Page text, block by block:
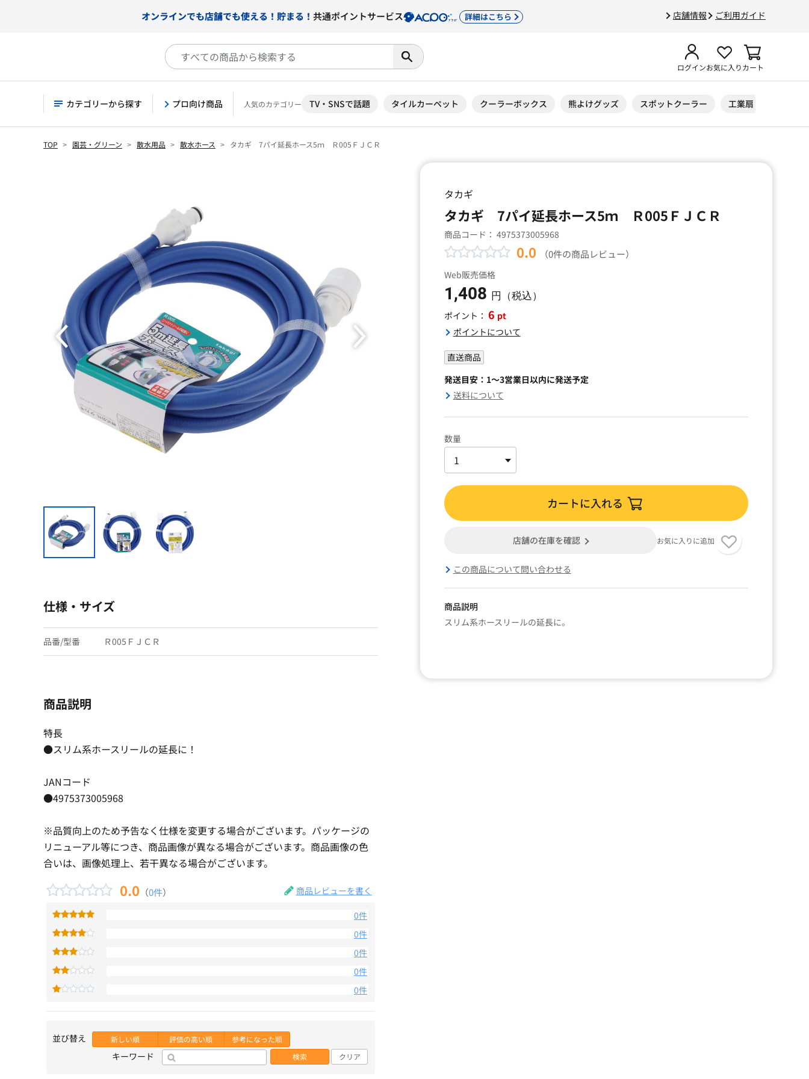
店舗情報 ご利用ガイド
オンラインでも店舗でも使える！貯まる！ 共通ポイントサービス 詳細はこちら
ログインお気に入りカート
カテゴリーから探す プロ向け商品 人気のカテゴリー TV・SNSで話題 タイルカーペット クーラーボックス 熊よけグッズ スポットクーラー 工業扇
TOP 園芸・グリーン 散水用品 散水ホース タカギ 7パイ延長ホース5ｍ Ｒ005ＦＪＣＲ
タカギ
タカギ 7パイ延長ホース5ｍ Ｒ005ＦＪＣＲ
商品コード： 4975373005968
0.0 （0件の商品レビュー）
Web販売価格
1,408 円（税込）
ポイント： 6 pt
ポイントについて
直送商品
発送目安：1～3営業日以内に発送予定
送料について
数量
カートに入れる
店舗の在庫を確認 お気に入りに追加
この商品について問い合わせる
商品説明
スリム系ホースリールの延長に。
仕様・サイズ
品番/型番 Ｒ005ＦＪＣＲ
商品説明
特長
●スリム系ホースリールの延長に！
JANコード
●4975373005968
※品質向上のため予告なく仕様を変更する場合がございます。パッケージの
リニューアル等につき、商品画像が異なる場合がございます。商品画像の色
合いは、画像処理上、若干異なる場合がございます。
0.0 （0件） 商品レビューを書く
0件
0件
0件
0件
0件
並び替え 新しい順 評価の高い順 参考になった順
キーワード 検索 クリア